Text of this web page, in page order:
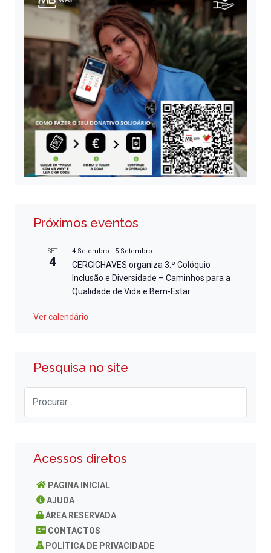
Próximos eventos
SET
4
4 Setembro - 5 Setembro
CERCICHAVES organiza 3.º Colóquio
Inclusão e Diversidade – Caminhos para a
Qualidade de Vida e Bem-Estar
Ver calendário
Pesquisa no site
Acessos diretos
PAGINA INICIAL
AJUDA
ÁREA RESERVADA
CONTACTOS
POLÍTICA DE PRIVACIDADE